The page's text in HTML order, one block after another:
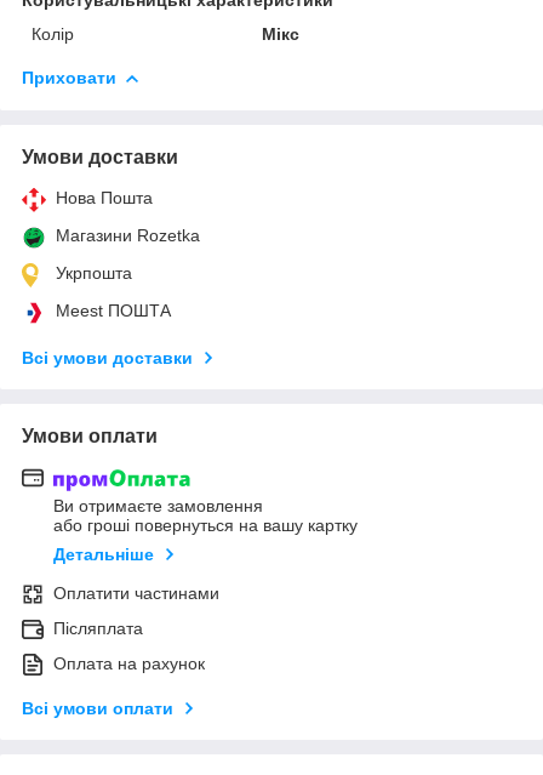
Колір
Мікс
Приховати
Умови доставки
Нова Пошта
Магазини Rozetka
Укрпошта
Meest ПОШТА
Всі умови доставки
Умови оплати
Ви отримаєте замовлення
або гроші повернуться на вашу картку
Детальніше
Оплатити частинами
Післяплата
Оплата на рахунок
Всі умови оплати